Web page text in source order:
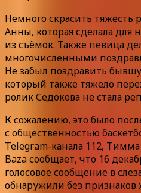
Немного скрасить тяжесть
Анны, которая сделала для
из съёмок. Также певица
многочисленными
Не забыл поздравить
который также тяжело
ролик Седокова не стала
К сожалению, это было
с общественностью
Telegram-канала 112,
Baza сообщает, что 16
голосовое сообщение в
обнаружили без признаков